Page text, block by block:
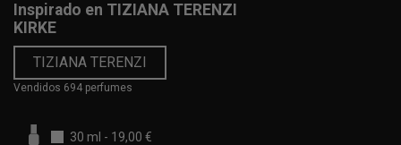
Inspirado en TIZIANA TERENZI
KIRKE
TIZIANA TERENZI
Vendidos 694 perfumes
30 ml - 19,00 €